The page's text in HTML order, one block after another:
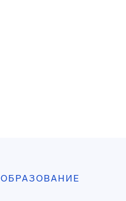
ОБРАЗОВАНИЕ